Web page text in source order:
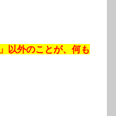
以外のことが、何も